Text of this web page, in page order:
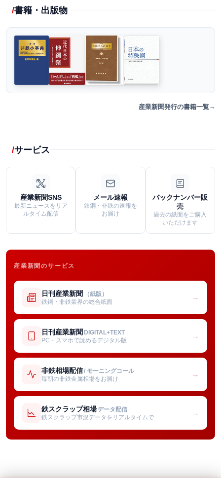
書籍・出版物
産業新聞発行の書籍一覧
サービス
産業新聞SNS
最新ニュースをリア
ルタイム配信
メール速報
鉄鋼・非鉄の速報を
お届け
バックナンバー販
売
過去の紙面をご購入
いただけます
産業新聞のサービス
日刊産業新聞 （紙版）
鉄鋼・非鉄業界の総合紙面
→
日刊産業新聞 DIGITAL+TEXT
PC・スマホで読めるデジタル版
→
非鉄相場配信/ モーニングコール
毎朝の非鉄金属相場をお届け
→
鉄スクラップ相場 データ配信
鉄スクラップ市況データをリアルタイムで
→